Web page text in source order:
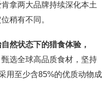
拿两大品牌持续深化本土
稍有不同。
然状态下的猎食体验，
甄选全球高品质食材，坚持
用至少含85%的优质动物成